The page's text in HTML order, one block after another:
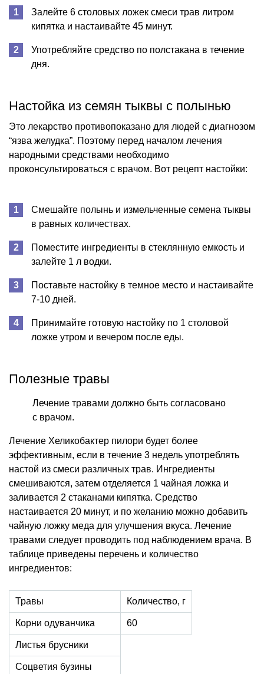
Залейте 6 столовых ложек смеси трав литром
кипятка и настаивайте 45 минут.
Употребляйте средство по полстакана в течение
дня.
Настойка из семян тыквы с полынью
Это лекарство противопоказано для людей с диагнозом
“язва желудка”. Поэтому перед началом лечения
народными средствами необходимо
проконсультироваться с врачом. Вот рецепт настойки:
Смешайте полынь и измельченные семена тыквы
в равных количествах.
Поместите ингредиенты в стеклянную емкость и
залейте 1 л водки.
Поставьте настойку в темное место и настаивайте
7-10 дней.
Принимайте готовую настойку по 1 столовой
ложке утром и вечером после еды.
Полезные травы
Лечение травами должно быть согласовано
с врачом.
Лечение Хеликобактер пилори будет более
эффективным, если в течение 3 недель употреблять
настой из смеси различных трав. Ингредиенты
смешиваются, затем отделяется 1 чайная ложка и
заливается 2 стаканами кипятка. Средство
настаивается 20 минут, и по желанию можно добавить
чайную ложку меда для улучшения вкуса. Лечение
травами следует проводить под наблюдением врача. В
таблице приведены перечень и количество
ингредиентов:
Травы Количество, г
Корни одуванчика 60
Листья брусники
Соцветия бузины